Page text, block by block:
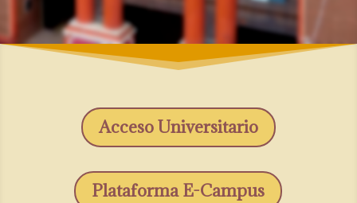
Acceso Universitario
Plataforma E-Campus